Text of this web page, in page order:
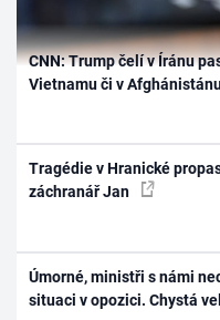
CNN: Trump čelí v Íránu
Vietnamu či v
Tragédie v Hranické
záchranář Jan
Úmorné, ministři s námi
situaci v opozici. Chystá